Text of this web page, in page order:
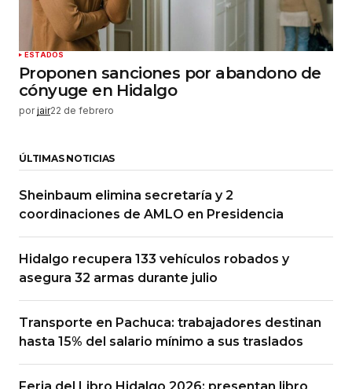
ESTADOS
Proponen sanciones por abandono de
cónyuge en Hidalgo
por jair22 de febrero
ÚLTIMAS NOTICIAS
Sheinbaum elimina secretaría y 2
coordinaciones de AMLO en Presidencia
Hidalgo recupera 133 vehículos robados y
asegura 32 armas durante julio
Transporte en Pachuca: trabajadores destinan
hasta 15% del salario mínimo a sus traslados